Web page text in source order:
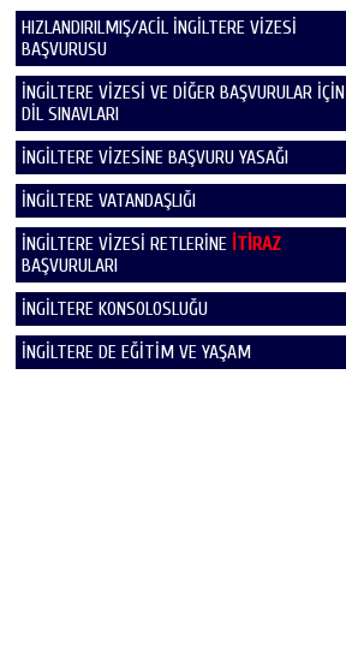
HIZLANDIRILMIŞ/ACİL İNGİLTERE VİZESİ
BAŞVURUSU
İNGİLTERE VİZESİ VE DİĞER BAŞVURULAR İÇİN
DİL SINAVLARI
İNGİLTERE VİZESİNE BAŞVURU YASAĞI
İNGİLTERE VATANDAŞLIĞI
İNGİLTERE VİZESİ RETLERİNE İTİRAZ
BAŞVURULARI
İNGİLTERE KONSOLOSLUĞU
İNGİLTERE DE EĞİTİM VE YAŞAM